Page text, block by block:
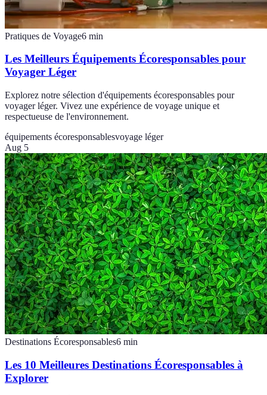
Pratiques de Voyage6 min
Les Meilleurs Équipements Écoresponsables pour
Voyager Léger
Explorez notre sélection d'équipements écoresponsables pour
voyager léger. Vivez une expérience de voyage unique et
respectueuse de l'environnement.
équipements écoresponsablesvoyage léger
Aug 5
Destinations Écoresponsables6 min
Les 10 Meilleures Destinations Écoresponsables à
Explorer